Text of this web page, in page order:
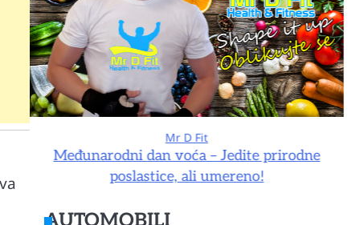
Mr D Fit
Međunarodni dan voća – Jedite prirodne
poslastice, ali umereno!